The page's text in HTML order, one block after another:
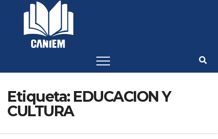
Etiqueta: EDUCACION Y
CULTURA